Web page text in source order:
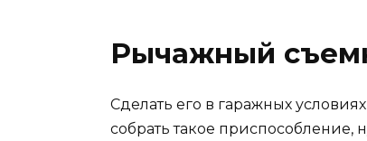
Рычажный
Сделать его в гаражных
собрать такое приспособление,